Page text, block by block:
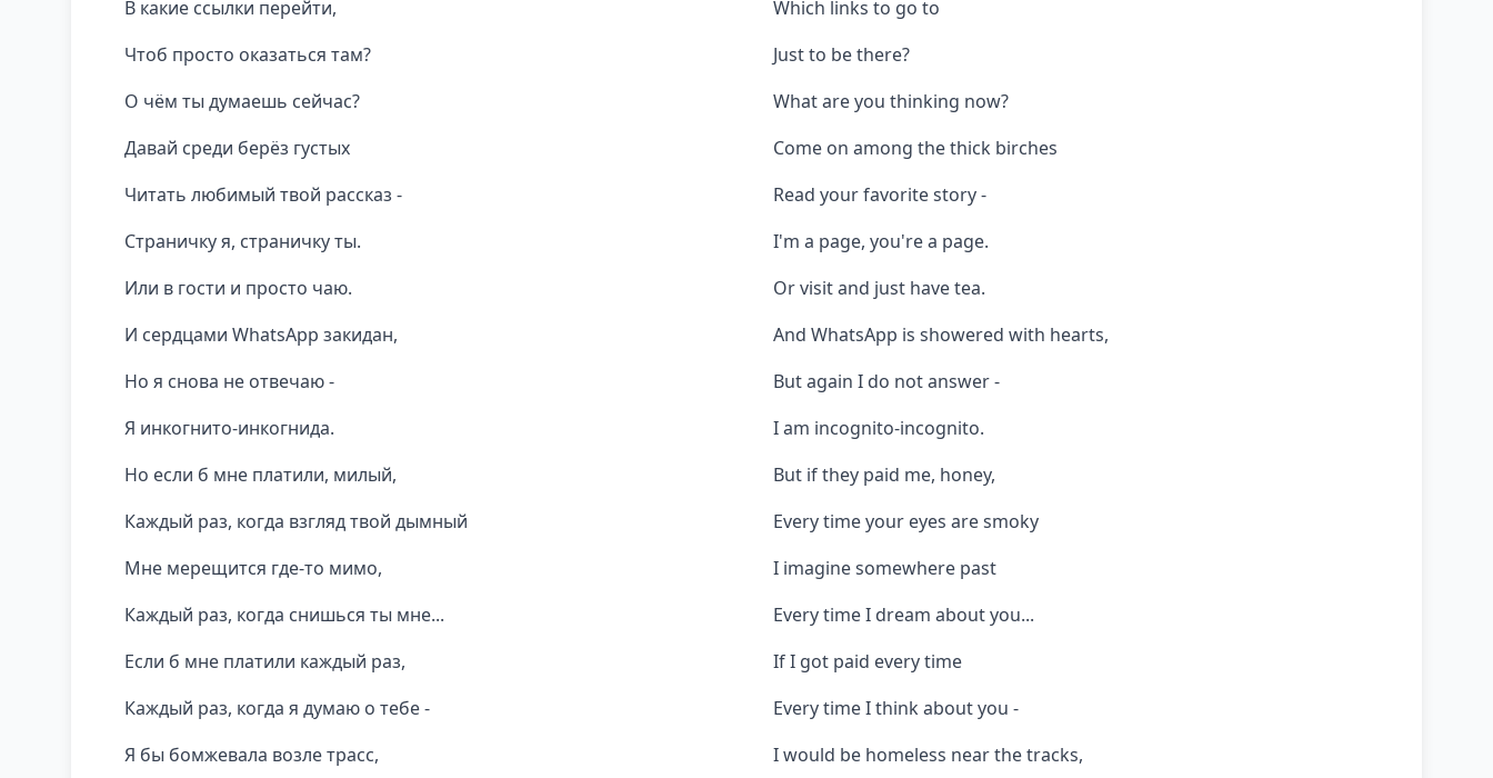
В какие ссылки перейти,
Чтоб просто оказаться там?
О чём ты думаешь сейчас?
Давай среди берёз густых
Читать любимый твой рассказ -
Страничку я, страничку ты.
Или в гости и просто чаю.
И сердцами WhatsApp закидан,
Но я снова не отвечаю -
Я инкогнито-инкогнида.
Но если б мне платили, милый,
Каждый раз, когда взгляд твой дымный
Мне мерещится где-то мимо,
Каждый раз, когда снишься ты мне...
Если б мне платили каждый раз,
Каждый раз, когда я думаю о тебе -
Я бы бомжевала возле трасс,
Which links to go to
Just to be there?
What are you thinking now?
Come on among the thick birches
Read your favorite story -
I'm a page, you're a page.
Or visit and just have tea.
And WhatsApp is showered with hearts,
But again I do not answer -
I am incognito-incognito.
But if they paid me, honey,
Every time your eyes are smoky
I imagine somewhere past
Every time I dream about you...
If I got paid every time
Every time I think about you -
I would be homeless near the tracks,